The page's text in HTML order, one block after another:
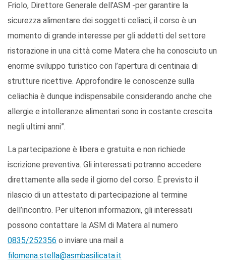
Friolo, Direttore Generale dell’ASM -per garantire la
sicurezza alimentare dei soggetti celiaci, il corso è un
momento di grande interesse per gli addetti del settore
ristorazione in una città come Matera che ha conosciuto un
enorme sviluppo turistico con l’apertura di centinaia di
strutture ricettive. Approfondire le conoscenze sulla
celiachia è dunque indispensabile considerando anche che
allergie e intolleranze alimentari sono in costante crescita
negli ultimi anni”.
La partecipazione è libera e gratuita e non richiede
iscrizione preventiva. Gli interessati potranno accedere
direttamente alla sede il giorno del corso. È previsto il
rilascio di un attestato di partecipazione al termine
dell’incontro. Per ulteriori informazioni, gli interessati
possono contattare la ASM di Matera al numero
0835/252356 o inviare una mail a
filomena.stella@asmbasilicata.it